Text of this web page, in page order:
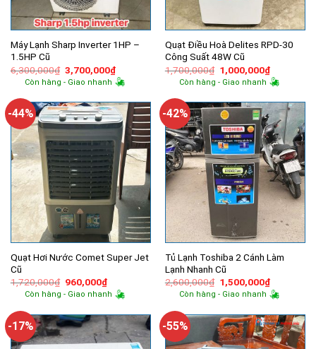
Máy Lạnh Sharp Inverter 1HP –
1.5HP Cũ
6,300,000₫ Giá
gốc
là:
3,700,000₫Giá
hiện
tại
3,700,000₫.
Còn hàng - Giao nhanh
Quạt Điều Hoà Delites RPD-30
Công Suất 48W Cũ
1,700,000₫ Giá
gốc
là:
1,000,000₫Giá
hiện
tại
Còn hàng - Giao nhanh
-44%
Quạt Hơi Nước Comet Super Jet
Cũ
1,720,000₫ Giá
gốc
là:
960,000₫Giá
hiện
tại
960,000₫.
Còn hàng - Giao nhanh
-42%
Tủ Lạnh Toshiba 2 Cánh Làm
Lạnh Nhanh Cũ
2,600,000₫ Giá
gốc
là:
1,500,000₫Giá
hiện
tại
Còn hàng - Giao nhanh
-17% -55%